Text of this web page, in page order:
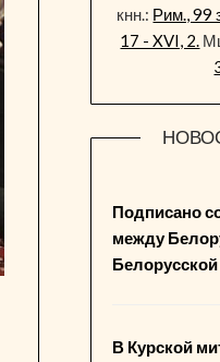
кнн.: Рим., 99
17 - XVI, 2.
Подписано
между
В Курской